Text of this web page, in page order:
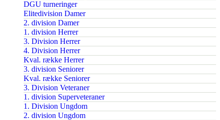
DGU turneringer
Elitedivision Damer
2. division Damer
1. division Herrer
3. Division Herrer
4. Division Herrer
Kval. række Herrer
3. division Seniorer
Kval. række Seniorer
3. Division Veteraner
1. division Superveteraner
1. Division Ungdom
2. division Ungdom